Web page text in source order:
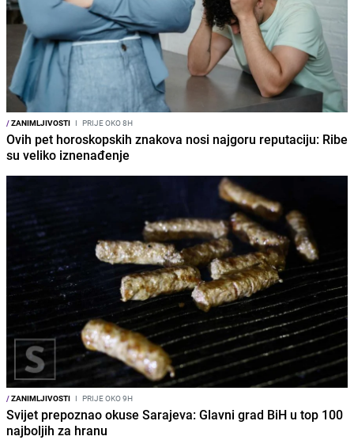
/ZANIMLJIVOSTI I PRIJE OKO 8H
Ovih pet horoskopskih znakova nosi najgoru reputaciju: Ribe
su veliko iznenađenje
/ZANIMLJIVOSTI I PRIJE OKO 9H
Svijet prepoznao okuse Sarajeva: Glavni grad BiH u top 100
najboljih za hranu